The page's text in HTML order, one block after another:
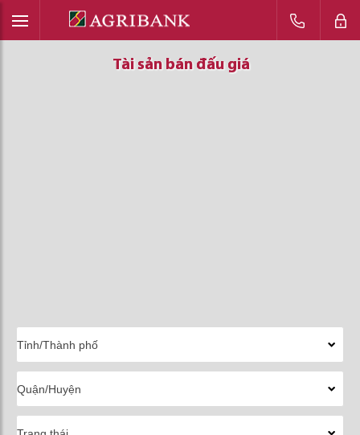
Tài sản bán đấu giá
Tài sản bán đấu giá
Tài sản bán đấu giá